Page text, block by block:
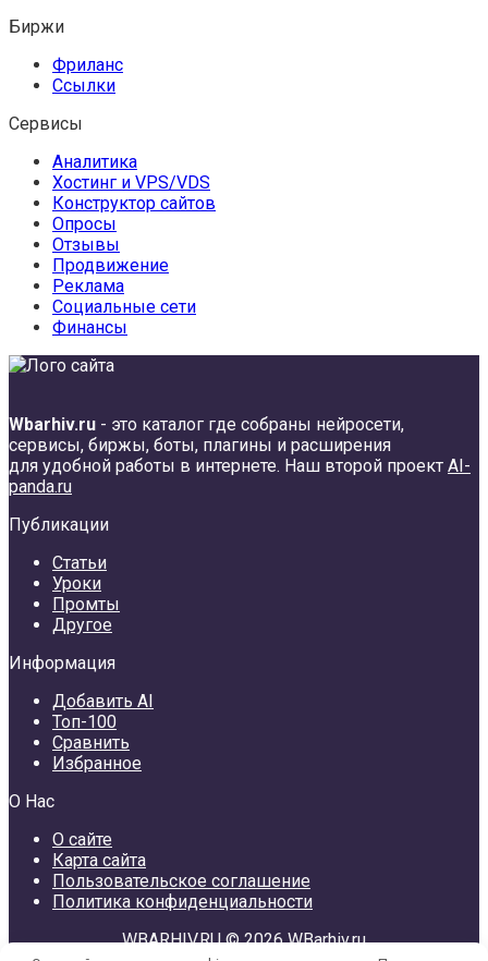
Биржи
Фриланс
Ссылки
Сервисы
Аналитика
Хостинг и VPS/VDS
Конструктор сайтов
Опросы
Отзывы
Продвижение
Реклама
Социальные сети
Финансы
Wbarhiv.ru - это каталог где собраны нейросети,
сервисы, биржы, боты, плагины и расширения
для удобной работы в интернете. Наш второй проект AI-
panda.ru
Публикации
Статьи
Уроки
Промты
Другое
Информация
Добавить AI
Топ-100
Сравнить
Избранное
О Нас
О сайте
Карта сайта
Пользовательское соглашение
Политика конфиденциальности
WBARHIV.RU © 2026 WBarhiv.ru